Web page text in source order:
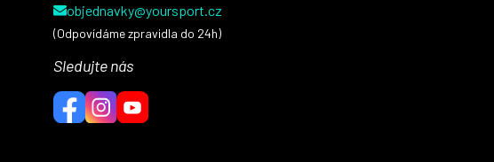
objednavky@yoursport.cz
(Odpovídáme zpravidla do 24h)
Sledujte nás